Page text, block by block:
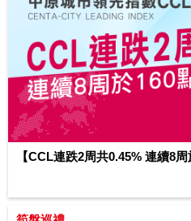
【CCL連跌2周共0.45% 連續8